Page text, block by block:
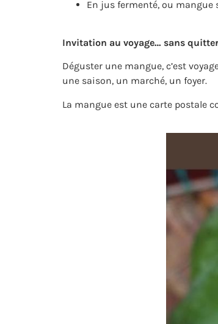
En jus fermenté, ou mangue
Invitation au voyage… sans
Déguster une mangue, c’est
une saison, un marché, un foyer.
La mangue est une carte postale